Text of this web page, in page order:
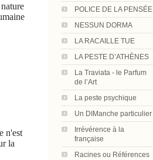
POLICE DE LA PENSÉE
NESSUN DORMA
LA RACAILLE TUE
LA PESTE D’ATHÈNES
La Traviata - le Parfum
de l’Art
La peste psychique
Un DIManche particulier
Irrévérence à la
française
Racines ou Références
n'est
la